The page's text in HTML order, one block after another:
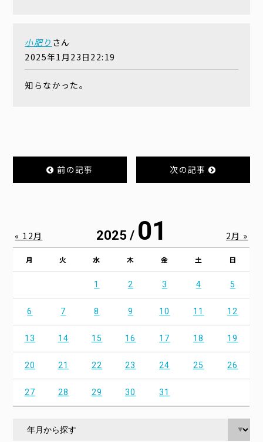
小肥り さん
2025年1月23日22:19
知らなかった。
前の記事 次の記事
2025 / 01
月 火 水 木 金 土 日
1 2 3 4 5
6 7 8 9 10 11 12
13 14 15 16 17 18 19
20 21 22 23 24 25 26
27 28 29 30 31
« 12月 2月 »